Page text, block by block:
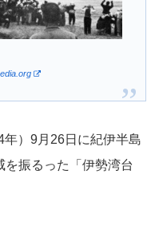
）9月26日に紀伊半島
振るった「伊勢湾台